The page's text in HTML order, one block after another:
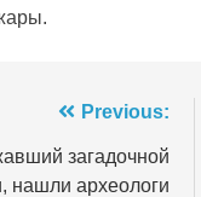
Previous:
загадочной
нашли археологи